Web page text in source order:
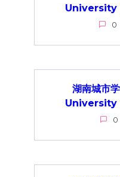
University
0
湖南城市
University
0